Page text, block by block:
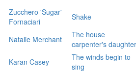
Zucchero 'Sugar'
Fornaciari
Shake
Natalie Merchant
The house
carpenter's daughter
Karan Casey
The winds begin to
sing